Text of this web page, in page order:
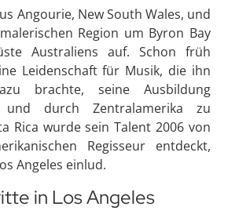
Angourie, New South Wales, und
Region um Byron Bay
Australiens auf. Schon früh
Leidenschaft für Musik, die ihn
brachte, seine Ausbildung
und durch Zentralamerika zu
Rica wurde sein Talent 2006 von
Regisseur entdeckt,
Angeles einlud.
in Los Angeles